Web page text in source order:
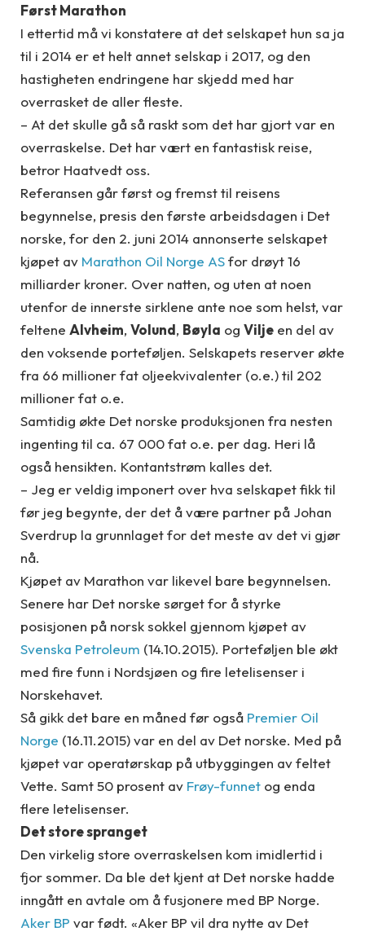
Først Marathon
I ettertid må vi konstatere at det selskapet hun sa ja
til i 2014 er et helt annet selskap i 2017, og den
hastigheten endringene har skjedd med har
overrasket de aller fleste.
– At det skulle gå så raskt som det har gjort var en
overraskelse. Det har vært en fantastisk reise,
betror Haatvedt oss.
Referansen går først og fremst til reisens
begynnelse, presis den første arbeidsdagen i Det
norske, for den 2. juni 2014 annonserte selskapet
kjøpet av Marathon Oil Norge ASfor drøyt 16
milliarder kroner. Over natten, og uten at noen
utenfor de innerste sirklene ante noe som helst, var
feltene Alvheim, Volund, Bøyla og Vilje en del av
den voksende porteføljen. Selskapets reserver økte
fra 66 millioner fat oljeekvivalenter (o.e.) til 202
millioner fat o.e.
Samtidig økte Det norske produksjonen fra nesten
ingenting til ca. 67 000 fat o.e. per dag. Heri lå
også hensikten. Kontantstrøm kalles det.
– Jeg er veldig imponert over hva selskapet fikk til
før jeg begynte, der det å være partner på Johan
Sverdrup la grunnlaget for det meste av det vi gjør
nå.
Kjøpet av Marathon var likevel bare begynnelsen.
Senere har Det norske sørget for å styrke
posisjonen på norsk sokkel gjennom kjøpet av
Svenska Petroleum (14.10.2015). Porteføljen ble økt
med fire funn i Nordsjøen og fire letelisenser i
Norskehavet.
Så gikk det bare en måned før også Premier Oil
Norge (16.11.2015) var en del av Det norske. Med på
kjøpet var operatørskap på utbyggingen av feltet
Vette. Samt 50 prosent av Frøy-funnet og enda
flere letelisenser.
Det store spranget
Den virkelig store overraskelsen kom imidlertid i
fjor sommer. Da ble det kjent at Det norske hadde
inngått en avtale om å fusjonere med BP Norge.
Aker BP var født. «Aker BP vil dra nytte av Det